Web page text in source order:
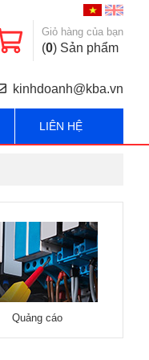
Giỏ hàng của bạn
(0) Sản phẩm
kinhdoanh@kba.vn
LIÊN HỆ
Quảng cáo